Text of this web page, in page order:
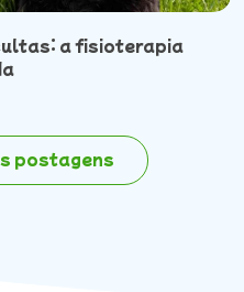
a fisioterapia
postagens